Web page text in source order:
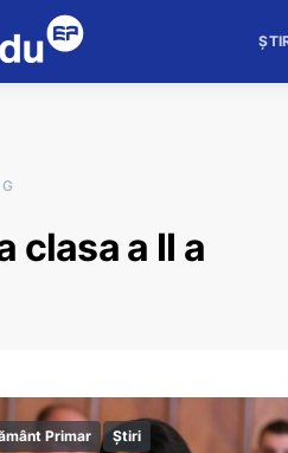
clasa a II a
Primar Știri